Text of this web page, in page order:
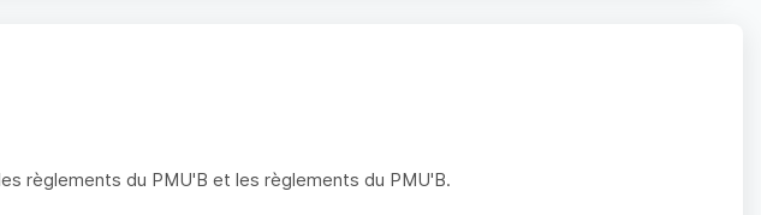
règlements du PMU'B et les règlements du PMU'B.